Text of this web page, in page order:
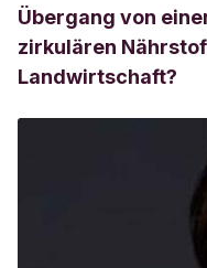
Übergang von
zirkulären
Landwirtschaft?